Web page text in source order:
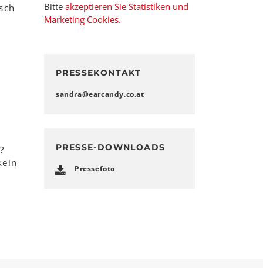
Bitte akzeptieren Sie Statistiken und
Marketing Cookies.
PRESSEKONTAKT
sandra@earcandy.co.at
PRESSE-DOWNLOADS
Pressefoto